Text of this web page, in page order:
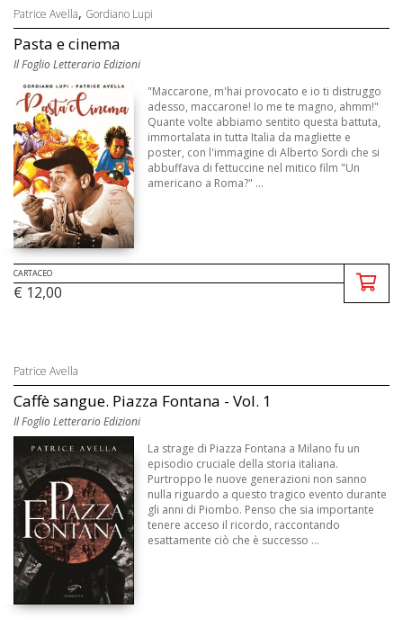
Patrice Avella, Gordiano Lupi
Pasta e cinema
Il Foglio Letterario Edizioni
"Maccarone, m'hai provocato e io ti distruggo
adesso, maccarone! Io me te magno, ahmm!"
Quante volte abbiamo sentito questa battuta,
immortalata in tutta Italia da magliette e
poster, con l'immagine di Alberto Sordi che si
abbuffava di fettuccine nel mitico film "Un
americano a Roma?" ...
CARTACEO
€ 12,00
Patrice Avella
Caffè sangue. Piazza Fontana - Vol. 1
Il Foglio Letterario Edizioni
La strage di Piazza Fontana a Milano fu un
episodio cruciale della storia italiana.
Purtroppo le nuove generazioni non sanno
nulla riguardo a questo tragico evento durante
gli anni di Piombo. Penso che sia importante
tenere acceso il ricordo, raccontando
esattamente ciò che è successo ...